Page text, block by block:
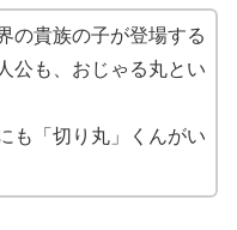
の貴族の子が登場する
公も、おじゃる丸とい
も「切り丸」くんがい